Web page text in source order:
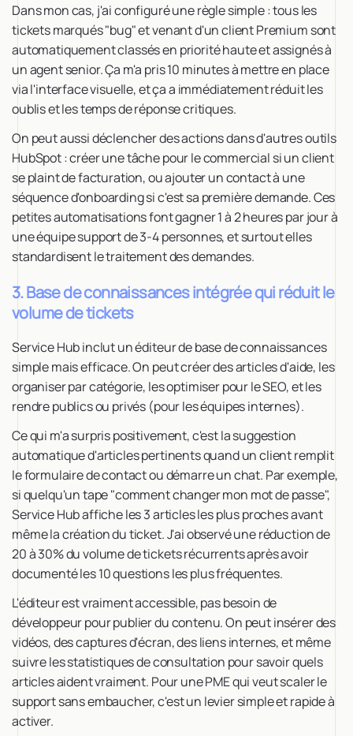
Dans mon cas, j'ai configuré une règle simple : tous les
tickets marqués "bug" et venant d'un client Premium sont
automatiquement classés en priorité haute et assignés à
un agent senior. Ça m'a pris 10 minutes à mettre en place
via l'interface visuelle, et ça a immédiatement réduit les
oublis et les temps de réponse critiques.
On peut aussi déclencher des actions dans d'autres outils
HubSpot : créer une tâche pour le commercial si un client
se plaint de facturation, ou ajouter un contact à une
séquence d'onboarding si c'est sa première demande. Ces
petites automatisations font gagner 1 à 2 heures par jour à
une équipe support de 3-4 personnes, et surtout elles
standardisent le traitement des demandes.
3. Base de connaissances intégrée qui réduit le
volume de tickets
Service Hub inclut un éditeur de base de connaissances
simple mais efficace. On peut créer des articles d'aide, les
organiser par catégorie, les optimiser pour le SEO, et les
rendre publics ou privés (pour les équipes internes).
Ce qui m'a surpris positivement, c'est la suggestion
automatique d'articles pertinents quand un client remplit
le formulaire de contact ou démarre un chat. Par exemple,
si quelqu'un tape "comment changer mon mot de passe",
Service Hub affiche les 3 articles les plus proches avant
même la création du ticket. J'ai observé une réduction de
20 à 30% du volume de tickets récurrents après avoir
documenté les 10 questions les plus fréquentes.
L'éditeur est vraiment accessible, pas besoin de
développeur pour publier du contenu. On peut insérer des
vidéos, des captures d'écran, des liens internes, et même
suivre les statistiques de consultation pour savoir quels
articles aident vraiment. Pour une PME qui veut scaler le
support sans embaucher, c'est un levier simple et rapide à
activer.